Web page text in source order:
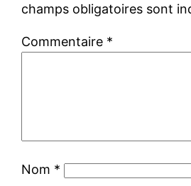
champs obligatoires sont
Commentaire *
Nom *